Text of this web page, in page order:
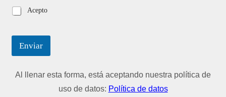
Acepto
Enviar
Al llenar esta forma, está aceptando nuestra política de
uso de datos: Política de datos